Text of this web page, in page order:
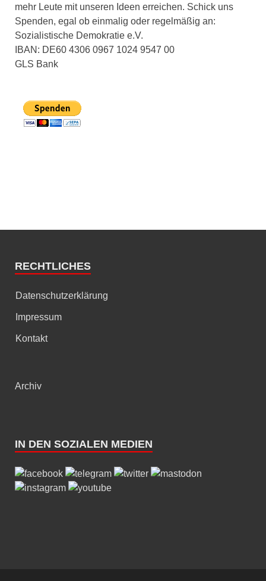
mehr Leute mit unseren Ideen erreichen. Schick uns
Spenden, egal ob einmalig oder regelmäßig an:
Sozialistische Demokratie e.V.
IBAN: DE60 4306 0967 1024 9547 00
GLS Bank
RECHTLICHES
Datenschutzerklärung
Impressum
Kontakt
Archiv
IN DEN SOZIALEN MEDIEN